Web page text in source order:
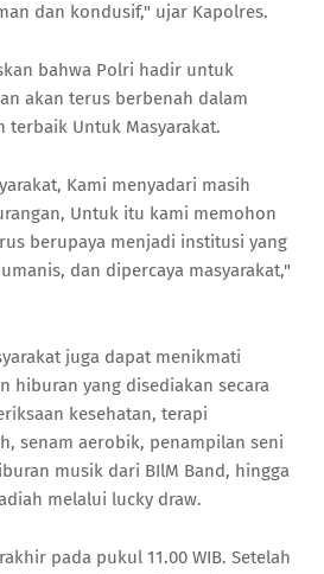
dan kondusif," ujar Kapolres.
bahwa Polri hadir untuk
akan terus berbenah dalam
terbaik Untuk Masyarakat.
Kami menyadari masih
Untuk itu kami memohon
berupaya menjadi institusi yang
dan dipercaya masyarakat,"
juga dapat menikmati
hiburan yang disediakan secara
kesehatan, terapi
senam aerobik, penampilan seni
musik dari BIlM Band, hingga
melalui lucky draw.
pada pukul 11.00 WIB. Setelah